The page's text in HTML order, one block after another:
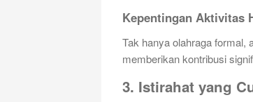
Kepentingan Aktivitas
Tak hanya olahraga formal,
memberikan kontribusi
3. Istirahat yang